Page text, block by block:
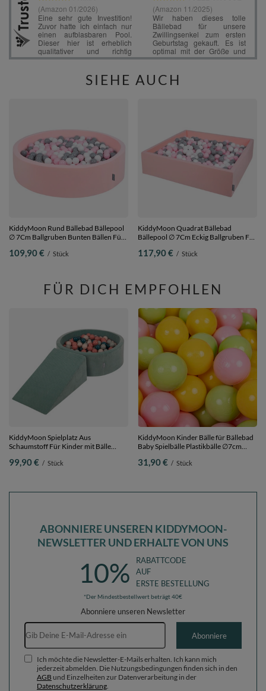
SIEHE AUCH
KiddyMoon Rund Bällebad Bällepool
∅ 7Cm Ballgruben Bunten Bällen Für
Hergestellt in der EU, pink:weiß-grau-
109,90 € / Stück
KiddyMoon Quadrat Bällebad
Bällepool ∅ 7Cm Eckig Ballgruben Für
Hergestellt in der EU, rosa:weiß-grau-
117,90 € / Stück
FÜR DICH EMPFOHLEN
KiddyMoon Spielplatz Aus
Schaumstoff Für Kinder mit Bälle
dunkeltürkis/pastellbeige/grüngrau/lachsfarben,
99,90 € / Stück
KiddyMoon Kinder Bälle für Bällebad
Baby Spielbälle Plastikbälle ∅7cm
Bälle/7cm
31,90 € / Stück
ABONNIERE UNSEREN KIDDYMOON-
NEWSLETTER UND ERHALTE VON UNS
10%
RABATTCODE
AUF
ERSTE BESTELLUNG
*Der Mindestbestellwert beträgt 40€
Abonniere unseren Newsletter
E-Mail-Adresse
Abonniere
Ich möchte die Newsletter-E-Mails erhalten. Ich kann mich
jederzeit abmelden. Die Nutzungsbedingungen finden sich in den
AGB und Einzelheiten zur Datenverarbeitung in der
Datenschutzerklärung